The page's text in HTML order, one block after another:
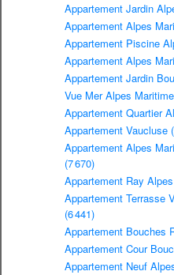
Appartement Jardin
Appartement Alpes
Appartement Piscine
Appartement Alpes
Appartement Jardin
Vue Mer Alpes
Appartement Quartier
Appartement Vaucluse
Appartement Alpes
(7 670)
Appartement Ray
Appartement Terrasse
(6 441)
Appartement Bouches
Appartement Cour
Appartement Neuf